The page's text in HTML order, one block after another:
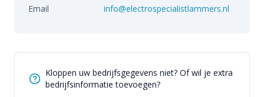
Email
info@electrospecialistlammers.nl
Kloppen uw bedrijfsgegevens niet? Of wil je extra
bedrijfsinformatie toevoegen?